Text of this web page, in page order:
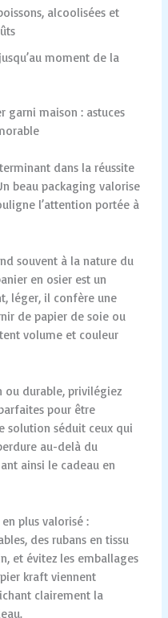
alcoolisées et
moment de la
garni maison : astuces
dans la réussite
beau packaging valorise
l’attention portée à
souvent à la nature du
en osier est un
léger, il confère une
de papier de soie ou
volume et couleur
ou durable, privilégiez
pour être
solution séduit ceux qui
au-delà du
ainsi le cadeau en
plus valorisé :
des rubans en tissu
et évitez les emballages
kraft viennent
clairement la